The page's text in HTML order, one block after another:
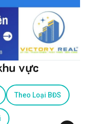
vực
Theo Loại BĐS